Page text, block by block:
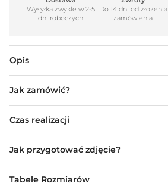
Wysyłka zwykle w 2-5
dni roboczych
Do 14 dni od złożenia
zamówienia
Opis
Jak zamówić?
Czas realizacji
Jak przygotować zdjęcie?
Tabele Rozmiarów